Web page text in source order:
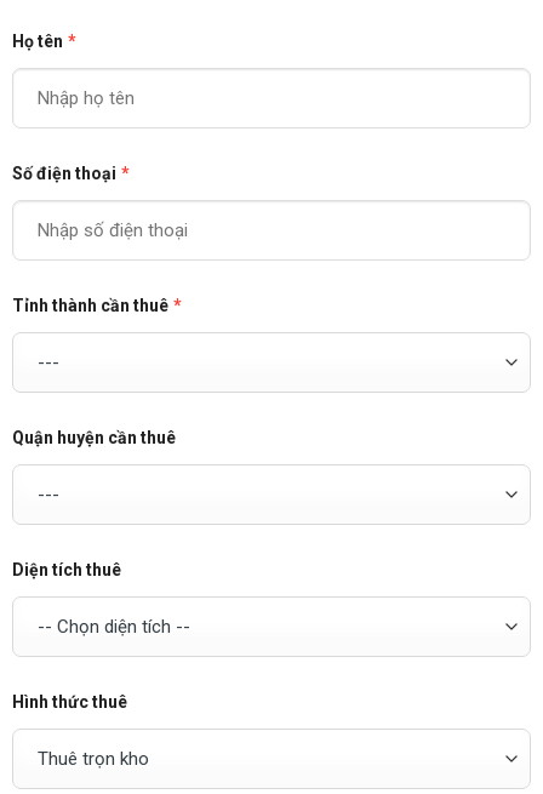
Họ tên *
Số điện thoại *
Tỉnh thành cần thuê *
Quận huyện cần thuê
Diện tích thuê
Hình thức thuê